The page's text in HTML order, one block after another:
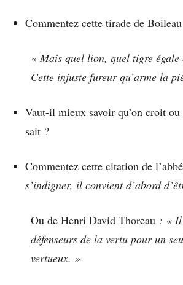
Commentez cette tirade de
« Mais quel lion, quel tigre égale
Cette injuste fureur qu’arme la
Vaut-il mieux savoir qu’on croit ou
sait ?
Commentez cette citation de
s’indigner, il convient d’abord
Ou de Henri David Thoreau : « Il
défenseurs de la vertu pour un
vertueux. »